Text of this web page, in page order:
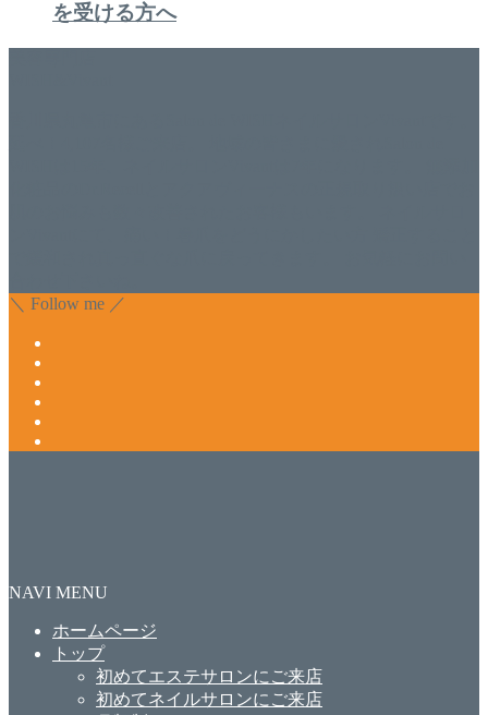
を受ける方へ
＼ Follow me ／
NAVI MENU
ホームページ
トップ
初めてエステサロンにご来店
初めてネイルサロンにご来店